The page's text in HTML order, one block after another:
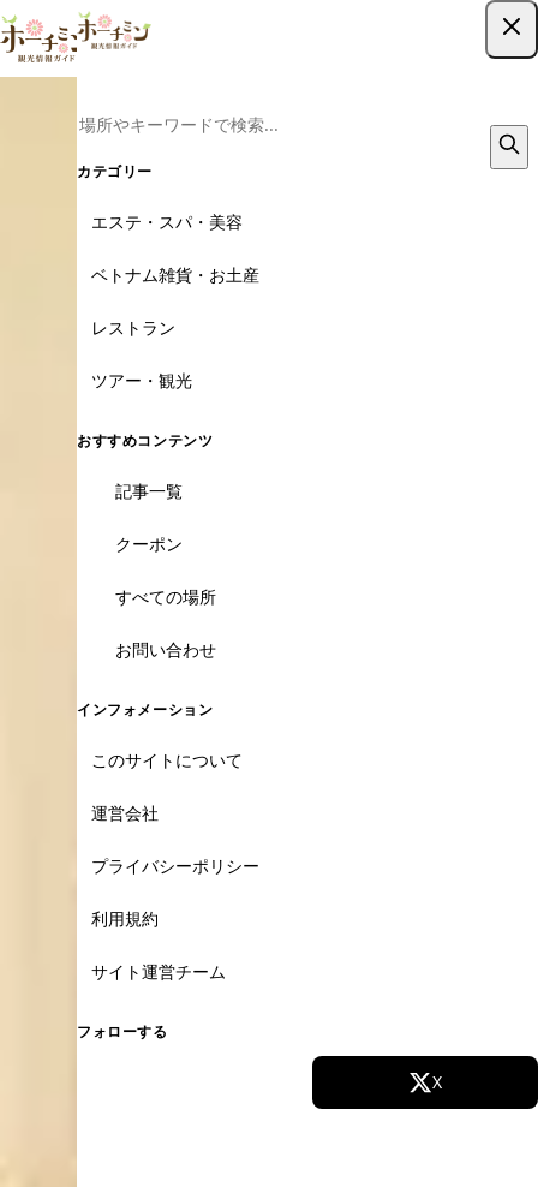
カテゴリー
エステ・スパ・美容
ベトナム雑貨・お土産
レストラン
ツアー・観光
おすすめコンテンツ
記事一覧
クーポン
すべての場所
お問い合わせ
インフォメーション
このサイトについて
運営会社
プライバシーポリシー
利用規約
サイト運営チーム
フォローする
X